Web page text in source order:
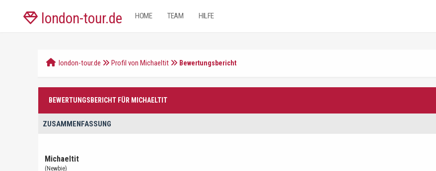
london-tour.de HOME TEAM HILFE
london-tour.de Profil von Michaeltit Bewertungsbericht
BEWERTUNGSBERICHT FÜR MICHAELTIT
ZUSAMMENFASSUNG
Michaeltit
(Newbie)